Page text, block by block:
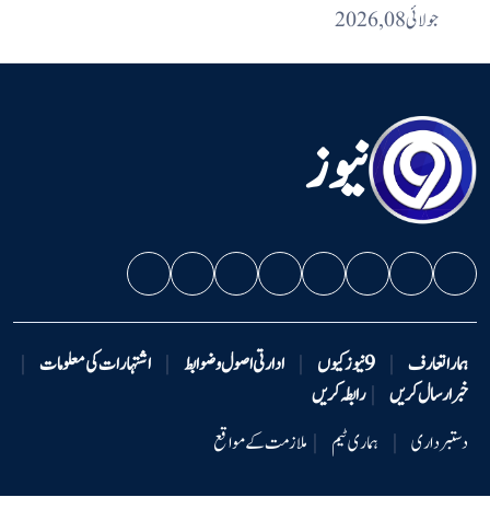
جولائی 08, 2026
نیوز
ہمارا تعارف | 9 نیوزکیوں | ادارتی اصول و ضوابط | اشتہارات کی معلومات |
خبر ارسال کریں | رابطہ کریں
دستبرداری | ہماری ٹیم | ملازمت کے مواقع